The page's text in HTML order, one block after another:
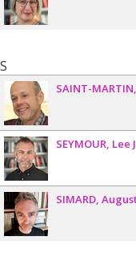
S
SAINT-MARTIN
SEYMOUR Lee
SIMARD